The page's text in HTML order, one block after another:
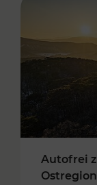
Autofrei
Ostregion